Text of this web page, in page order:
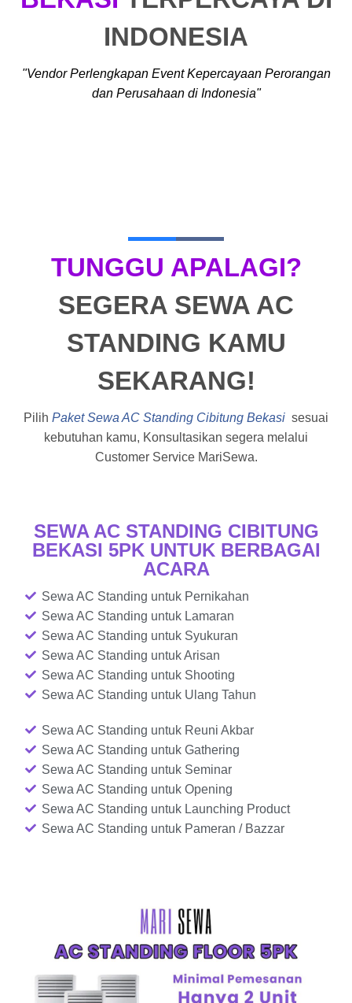
INDONESIA
"Vendor Perlengkapan Event Kepercayaan Perorangan
dan Perusahaan di Indonesia"
TUNGGU APALAGI?
SEGERA SEWA AC
STANDING KAMU
SEKARANG!
Pilih Paket Sewa AC Standing Cibitung Bekasi sesuai
kebutuhan kamu, Konsultasikan segera melalui
Customer Service MariSewa.
SEWA AC STANDING CIBITUNG
BEKASI 5PK UNTUK BERBAGAI
ACARA
Sewa AC Standing untuk Pernikahan
Sewa AC Standing untuk Lamaran
Sewa AC Standing untuk Syukuran
Sewa AC Standing untuk Arisan
Sewa AC Standing untuk Shooting
Sewa AC Standing untuk Ulang Tahun
Sewa AC Standing untuk Reuni Akbar
Sewa AC Standing untuk Gathering
Sewa AC Standing untuk Seminar
Sewa AC Standing untuk Opening
Sewa AC Standing untuk Launching Product
Sewa AC Standing untuk Pameran / Bazzar